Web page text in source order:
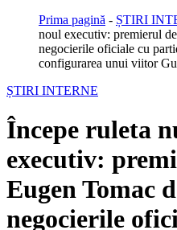
Prima pagină - ȘTIRI
noul executiv: premierul
negocierile oficiale cu
configurarea unui viitor
ȘTIRI INTERNE
Începe ruleta
executiv:
Eugen Tomac
negocierile